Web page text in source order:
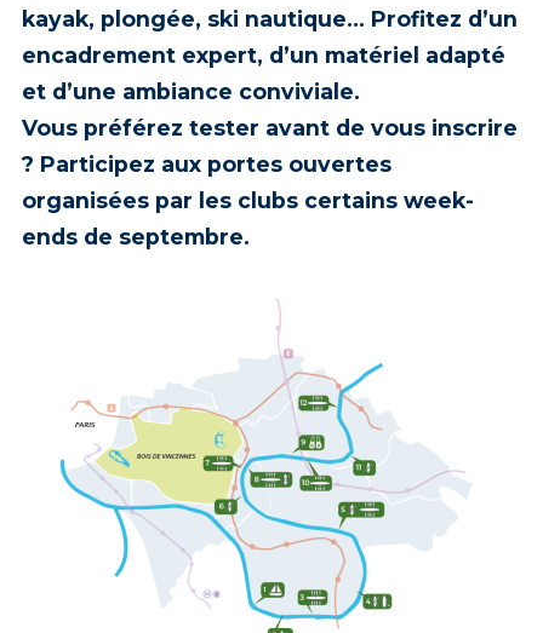
kayak, plongée, ski nautique… Profitez d’un
encadrement expert, d’un matériel adapté
et d’une ambiance conviviale.
Vous préférez tester avant de vous inscrire
? Participez aux portes ouvertes
organisées par les clubs certains week-
ends de septembre.